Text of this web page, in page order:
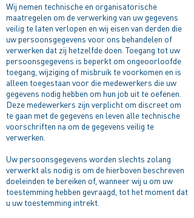
Wij nemen technische en organisatorische
maatregelen om de verwerking van uw gegevens
veilig te laten verlopen en wij eisen van derden die
uw persoonsgegevens voor ons behandelen of
verwerken dat zij hetzelfde doen. Toegang tot uw
persoonsgegevens is beperkt om ongeoorloofde
toegang, wijziging of misbruik te voorkomen en is
alleen toegestaan voor die medewerkers die uw
gegevens nodig hebben om hun job uit te oefenen.
Deze medewerkers zijn verplicht om discreet om
te gaan met de gegevens en leven alle technische
voorschriften na om de gegevens veilig te
verwerken.
Uw persoonsgegevens worden slechts zolang
verwerkt als nodig is om de hierboven beschreven
doeleinden te bereiken of, wanneer wij u om uw
toestemming hebben gevraagd, tot het moment dat
u uw toestemming intrekt.